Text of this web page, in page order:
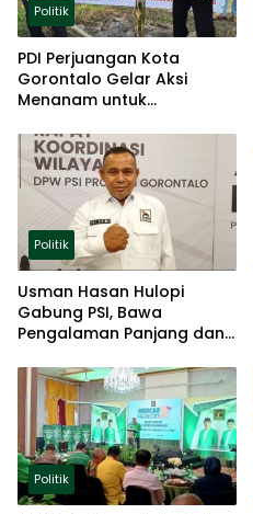
Politik
PDI Perjuangan Kota
Gorontalo Gelar Aksi
Menanam untuk
Politik
Usman Hasan Hulopi
Gabung PSI, Bawa
Pengalaman Panjang dan
Politik